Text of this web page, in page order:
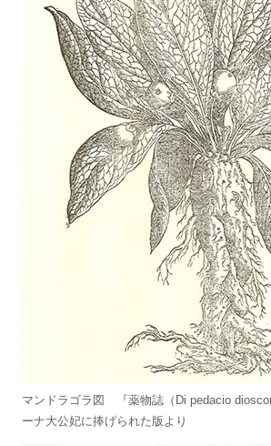
マンドラゴラ図 『薬物誌（Di pedacio
ーナ大公妃に捧げられた版より